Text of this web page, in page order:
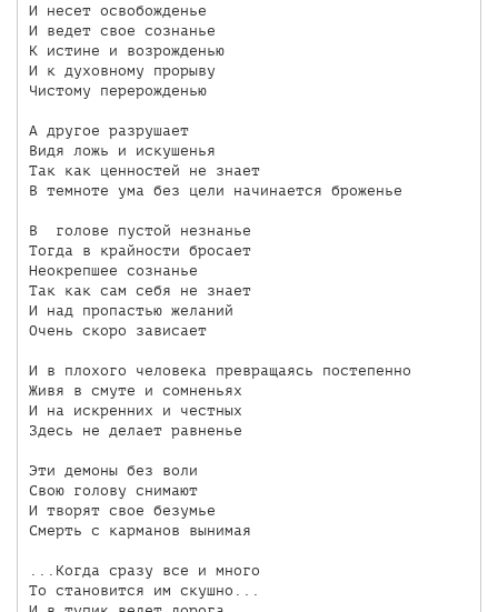
И несет освобожденье
И ведет свое сознанье
К истине и возрожденью
И к духовному прорыву
Чистому перерожденью
А другое разрушает
Видя ложь и искушенья
Так как ценностей не знает
В темноте ума без цели начинается броженье
В  голове пустой незнанье
Тогда в крайности бросает
Неокрепшее сознанье
Так как сам себя не знает
И над пропастью желаний
Очень скоро зависает
И в плохого человека превращаясь постепенно
Живя в смуте и сомненьях
И на искренних и честных
Здесь не делает равненье
Эти демоны без воли
Свою голову снимают
И творят свое безумье
Смерть с карманов вынимая
...Когда сразу все и много
То становится им скушно...